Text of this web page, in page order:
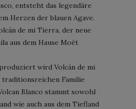
entsteht das legendäre
Herzen der blauen Agave.
de mi Tierra, der neue
aus dem Hause Moët
wird Volcán de mi
Familie
Blanco stammt sowohl
wie auch aus dem Tiefland